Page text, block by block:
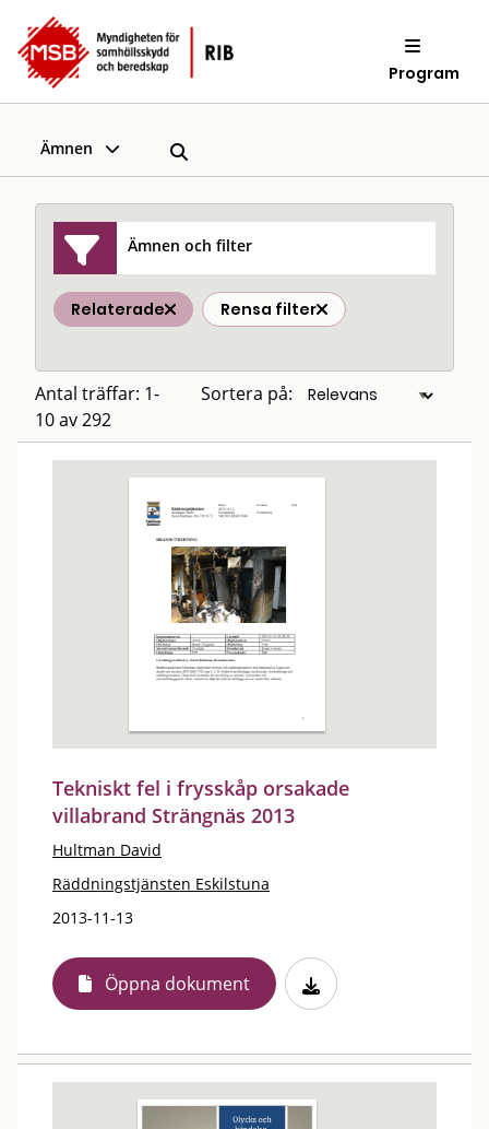
Program
Ämnen
Ämnen och filter
Relaterade Rensa filter
Antal träffar: 1-
10 av 292
Sortera på:
Tekniskt fel i frysskåp orsakade
villabrand Strängnäs 2013
Hultman David
Räddningstjänsten Eskilstuna
2013-11-13
Öppna dokument